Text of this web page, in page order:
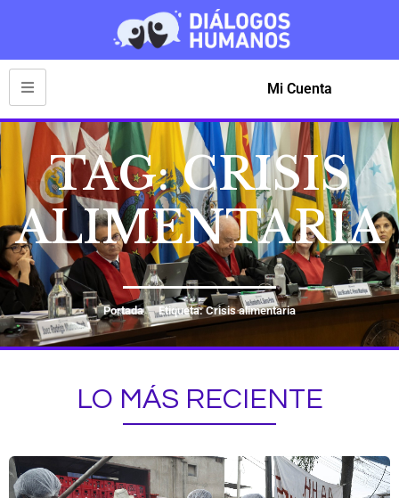
Mi Cuenta
TAG: CRISIS
ALIMENTARIA
Portada Etiqueta: Crisis alimentaria
LO MÁS RECIENTE